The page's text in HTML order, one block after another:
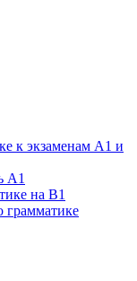
к экзаменам А1 и
A1
на B1
грамматике